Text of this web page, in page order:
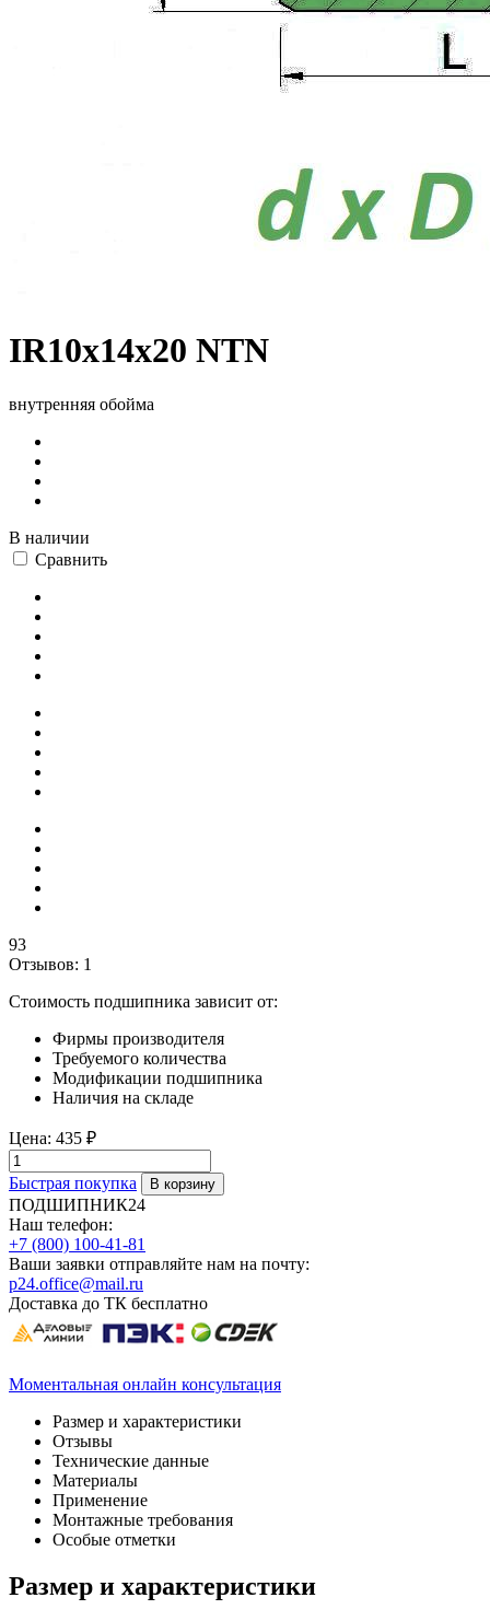
IR10x14x20 NTN
внутренняя обойма
В наличии
Сравнить
93
Отзывов: 1
Стоимость подшипника зависит от:
Фирмы производителя
Требуемого количества
Модификации подшипника
Наличия на складе
Цена: 435 ₽
Быстрая покупка
ПОДШИПНИК24
Наш телефон:
+7 (800) 100-41-81
Ваши заявки отправляйте нам на почту:
p24.office@mail.ru
Доставка до ТК бесплатно
Моментальная онлайн консультация
Размер и характеристики
Отзывы
Технические данные
Материалы
Применение
Монтажные требования
Особые отметки
Размер и характеристики